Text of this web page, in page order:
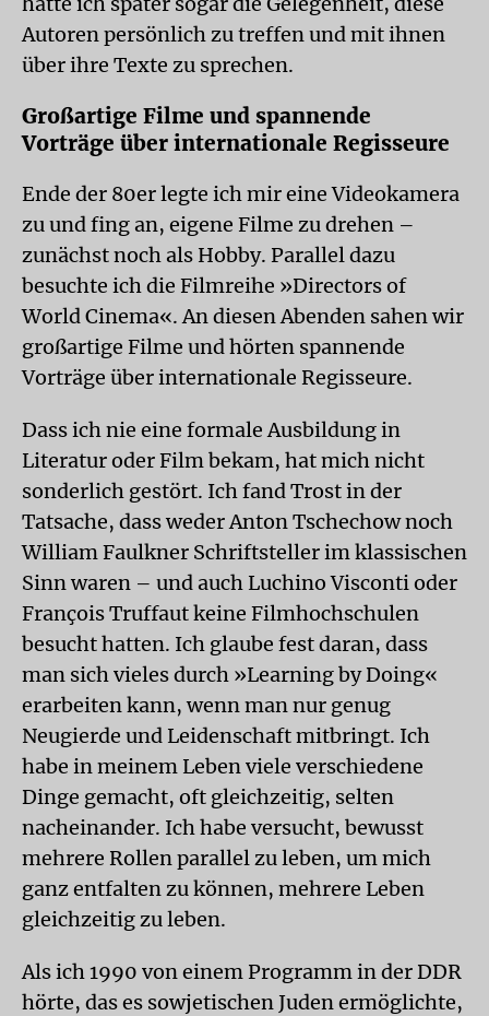
Autoren persönlich zu treffen und mit ihnen
über ihre Texte zu sprechen.
Großartige Filme und spannende
Vorträge über internationale Regisseure
Ende der 80er legte ich mir eine Videokamera
zu und fing an, eigene Filme zu drehen –
zunächst noch als Hobby. Parallel dazu
besuchte ich die Filmreihe »Directors of
World Cinema«. An diesen Abenden sahen wir
großartige Filme und hörten spannende
Vorträge über internationale Regisseure.
Dass ich nie eine formale Ausbildung in
Literatur oder Film bekam, hat mich nicht
sonderlich gestört. Ich fand Trost in der
Tatsache, dass weder Anton Tschechow noch
William Faulkner Schriftsteller im klassischen
Sinn waren – und auch Luchino Visconti oder
François Truffaut keine Filmhochschulen
besucht hatten. Ich glaube fest daran, dass
man sich vieles durch »Learning by Doing«
erarbeiten kann, wenn man nur genug
Neugierde und Leidenschaft mitbringt. Ich
habe in meinem Leben viele verschiedene
Dinge gemacht, oft gleichzeitig, selten
nacheinander. Ich habe versucht, bewusst
mehrere Rollen parallel zu leben, um mich
ganz entfalten zu können, mehrere Leben
gleichzeitig zu leben.
Als ich 1990 von einem Programm in der DDR
hörte, das es sowjetischen Juden ermöglichte,